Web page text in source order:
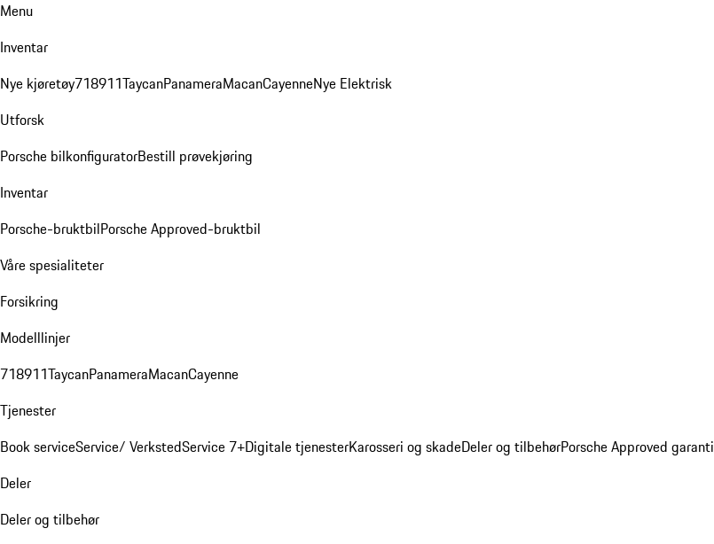
Menu
Inventar
Nye kjøretøy718911TaycanPanameraMacanCayenneNye Elektrisk
Utforsk
Porsche bilkonfiguratorBestill prøvekjøring
Inventar
Porsche-bruktbilPorsche Approved-bruktbil
Våre spesialiteter
Forsikring
Modelllinjer
718911TaycanPanameraMacanCayenne
Tjenester
Book serviceService/ VerkstedService 7+Digitale tjenesterKarosseri og skadeDeler og tilbehørPorsche Approved garanti
Deler
Deler og tilbehør